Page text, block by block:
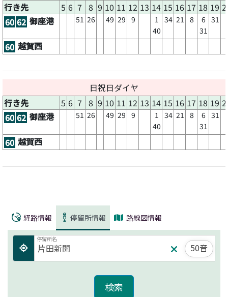
行き先
5 6 7 8 9 10 11 12 13 14 15 16 17 18 19
60 62 御座港 51 26 49 29 9
1
40
34 21 8
6
31
31
60 越賀西
日祝日ダイヤ
行き先
5 6 7 8 9 10 11 12 13 14 15 16 17 18 19
60 62 御座港 51 26 49 29 9
1
40
34 21 8
6
31
31
60 越賀西
経路情報 停留所情報 路線図情報
停留所名
50音